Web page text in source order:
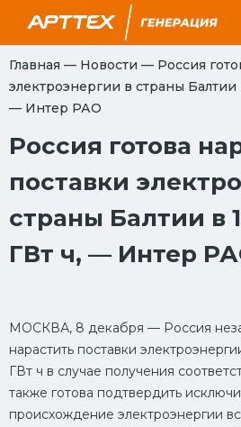
Главная — Новости — Россия
электроэнергии в страны Балтии
— Интер РАО
Россия готова
поставки
страны Балтии в
ГВт ч, — Интер
МОСКВА, 8 декабря — Россия
нарастить поставки
ГВт ч в случае получения
также готова подтвердить
происхождение электроэнергии